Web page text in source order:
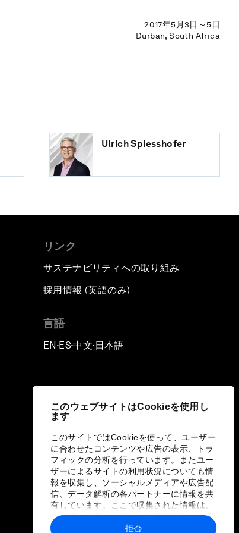
このウェブサイトはCookieを使用し
ます
このサイトではCookieを使って、ユーザー
に合わせたコンテンツや広告の表示、トラ
フィックの分析を行っています。またユー
ザーによるサイトの利用状況についても情
報を収集し、ソーシャルメディアや広告配
信、データ解析の各パートナーに情報を共
有しています。ここで収集された情報は、
ユーザーが各パートナーに提供した他の情
報や各パートナーのサービスを使用した際
拒否
2017年5月3日～5日
Durban, South Africa
Ulrich Spiesshofer
リンク
サステナビリティへの取り組み
採用情報 (英語のみ)
言語
EN ▪ES▪中文▪ 日本語